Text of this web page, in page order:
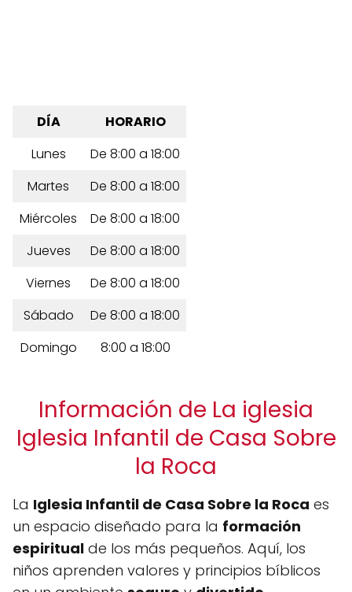
DÍA
HORARIO
Lunes
De 8:00 a 18:00
Martes
De 8:00 a 18:00
Miércoles
De 8:00 a 18:00
Jueves
De 8:00 a 18:00
Viernes
De 8:00 a 18:00
Sábado
De 8:00 a 18:00
Domingo
8:00 a 18:00
Información de La iglesia
Iglesia Infantil de Casa Sobre
la Roca
La Iglesia Infantil de Casa Sobre la Roca es
un espacio diseñado para la formación
espiritual de los más pequeños. Aquí, los
niños aprenden valores y principios bíblicos